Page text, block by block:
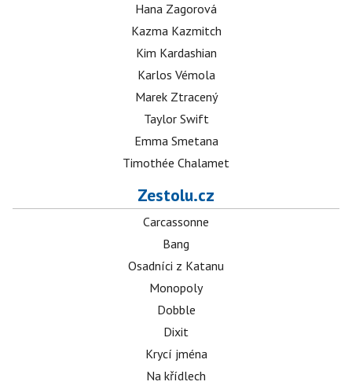
Hana Zagorová
Kazma Kazmitch
Kim Kardashian
Karlos Vémola
Marek Ztracený
Taylor Swift
Emma Smetana
Timothée Chalamet
Zestolu.cz
Carcassonne
Bang
Osadníci z Katanu
Monopoly
Dobble
Dixit
Krycí jména
Na křídlech